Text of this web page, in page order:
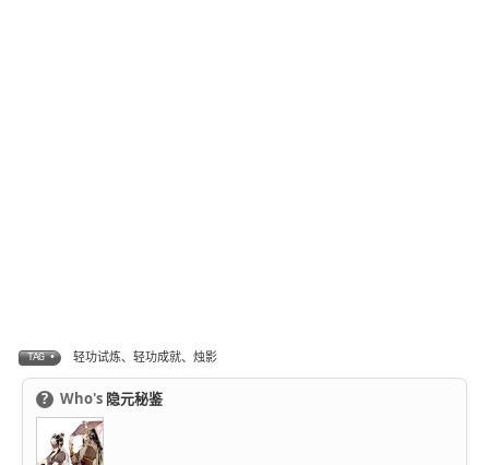
TAG • 轻功试炼、轻功成就、烛影
? Who's 隐元秘鉴